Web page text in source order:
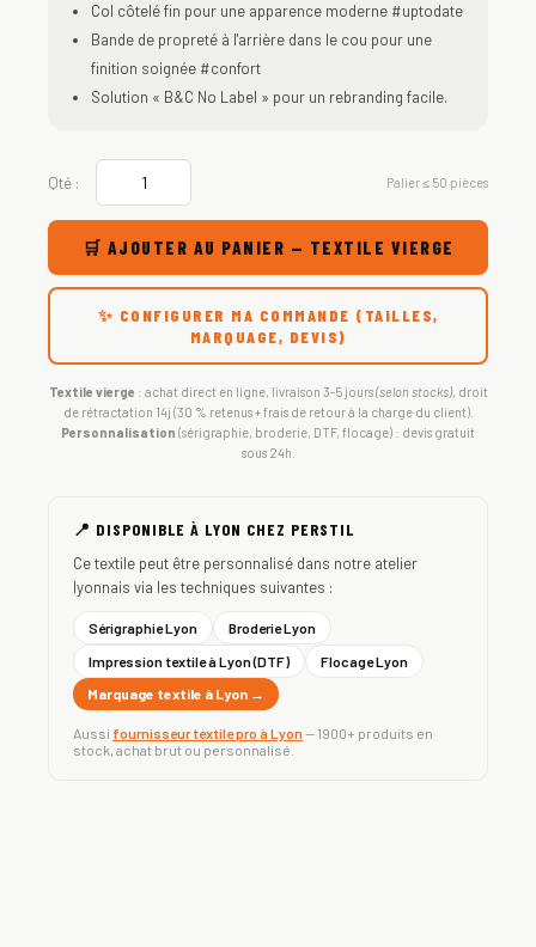
Col côtelé fin pour une apparence moderne #uptodate
Bande de propreté à l'arrière dans le cou pour une
finition soignée #confort
Solution « B&C No Label » pour un rebranding facile.
Qté : Palier ≤ 50 pièces
🛒 AJOUTER AU PANIER — TEXTILE VIERGE
✨ CONFIGURER MA COMMANDE (TAILLES,
MARQUAGE, DEVIS)
Textile vierge : achat direct en ligne, livraison 3-5 jours(selon stocks), droit
de rétractation 14j (30 % retenus + frais de retour à la charge du client).
Personnalisation (sérigraphie, broderie, DTF, flocage) : devis gratuit
sous 24h.
📍 DISPONIBLE À LYON CHEZ PERSTIL
Ce textile peut être personnalisé dans notre atelier
lyonnais via les techniques suivantes :
Sérigraphie Lyon
Broderie Lyon
Impression textile à Lyon (DTF)
Flocage Lyon
Marquage textile à Lyon →
Aussi fournisseur textile pro à Lyon— 1900+ produits en
stock, achat brut ou personnalisé.